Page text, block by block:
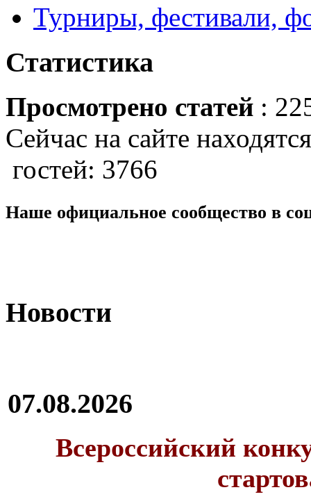
Турниры, фестивали,
Статистика
Просмотрено статей :
Сейчас на сайте
гостей: 3766
Наше официальное сообщество в
Новости
07.08.2026
Всероссийский